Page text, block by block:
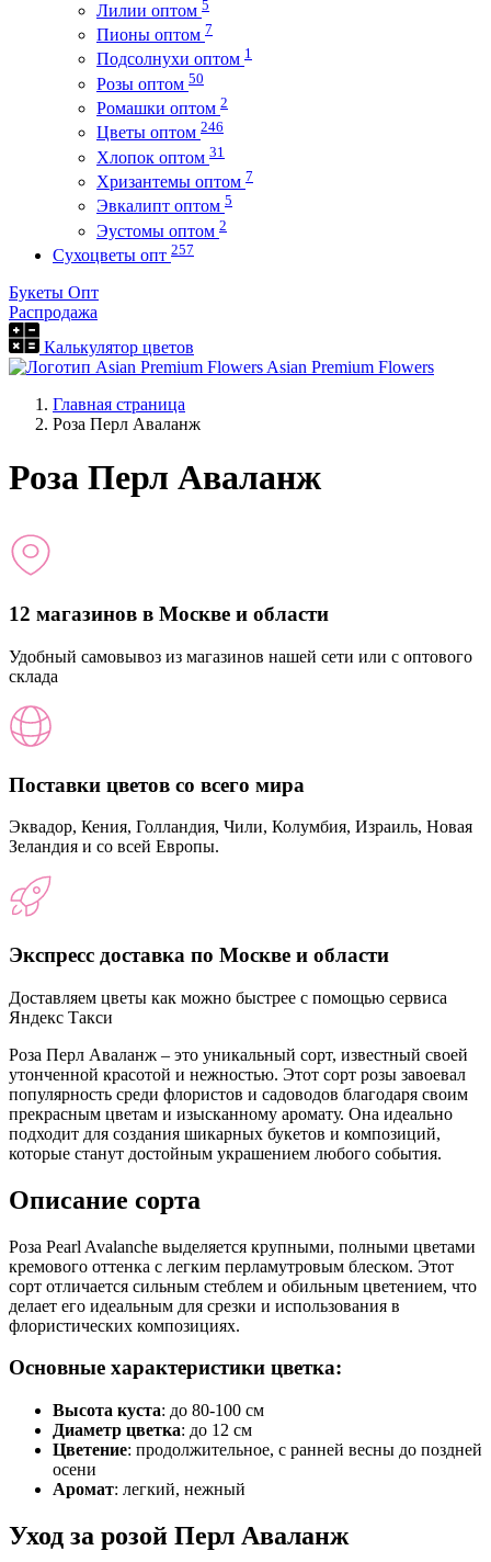
Лилии оптом 5
Пионы оптом 7
Подсолнухи оптом 1
Розы оптом 50
Ромашки оптом 2
Цветы оптом 246
Хлопок оптом 31
Хризантемы оптом 7
Эвкалипт оптом 5
Эустомы оптом 2
Сухоцветы опт 257
Букеты Опт
Распродажа
Калькулятор цветов
Asian Premium Flowers
Главная страница
Роза Перл Аваланж
Роза Перл Аваланж
12 магазинов в Москве и области
Удобный самовывоз из магазинов нашей сети или с оптового
склада
Поставки цветов со всего мира
Эквадор, Кения, Голландия, Чили, Колумбия, Израиль, Новая
Зеландия и со всей Европы.
Экспресс доставка по Москве и области
Доставляем цветы как можно быстрее с помощью сервиса
Яндекс Такси
Роза Перл Аваланж – это уникальный сорт, известный своей
утонченной красотой и нежностью. Этот сорт розы завоевал
популярность среди флористов и садоводов благодаря своим
прекрасным цветам и изысканному аромату. Она идеально
подходит для создания шикарных букетов и композиций,
которые станут достойным украшением любого события.
Описание сорта
Роза Pearl Avalanche выделяется крупными, полными цветами
кремового оттенка с легким перламутровым блеском. Этот
сорт отличается сильным стеблем и обильным цветением, что
делает его идеальным для срезки и использования в
флористических композициях.
Основные характеристики цветка:
Высота куста: до 80-100 см
Диаметр цветка: до 12 см
Цветение: продолжительное, с ранней весны до поздней
осени
Аромат: легкий, нежный
Уход за розой Перл Аваланж